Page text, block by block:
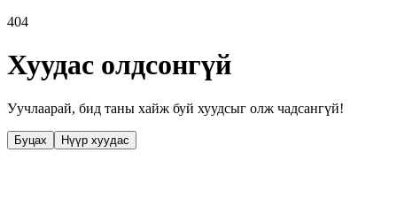
404
Хуудас олдсонгүй
Уучлаарай, бид таны хайж буй хуудсыг олж чадсангүй!
Буцах Нүүр хуудас